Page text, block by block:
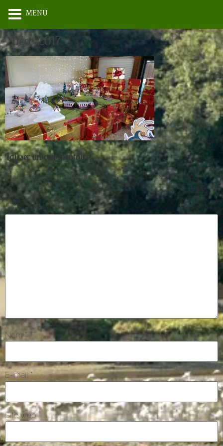
Déco 2017
Laisser un commentaire
Votre adresse e-mail ne sera pas publiée. Les champs
obligatoires sont indiqués avec
Commentaire *
Nom*
E-mail*
Site web
MENU